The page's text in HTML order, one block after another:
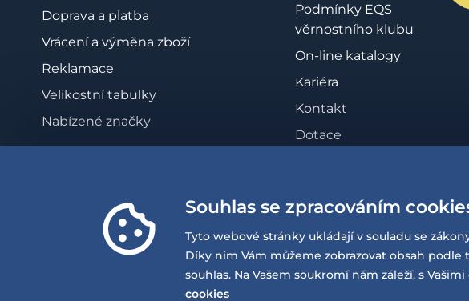
Doprava a platba
Vrácení a výměna zboží
Reklamace
Velikostní tabulky
Nabízené značky
Podmínky EQS
věrnostního klubu
On-line katalogy
Kariéra
Kontakt
Dotace
Whistleblowing
Prohlášení o
přístupnosti
Souhlas se zpracováním
Tyto webové stránky ukládají v souladu se
Díky nim Vám můžeme zobrazovat obsah podle
souhlas. Na Vašem soukromí nám záleží, s
cookies